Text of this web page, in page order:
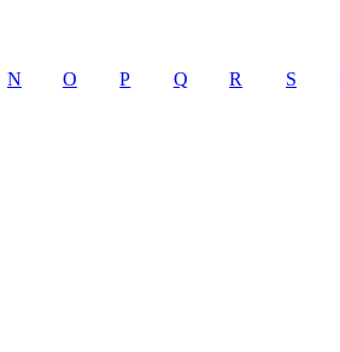
N O P Q R S